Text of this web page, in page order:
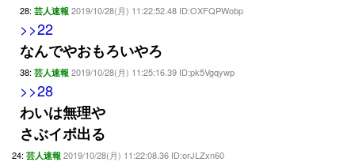
28: 芸人速報 2019/10/28(月) 11:22:52.48 ID:OXFQPWobp
>>22
なんでやおもろいやろ
38: 芸人速報 2019/10/28(月) 11:25:16.39 ID:pk5Vgqywp
>>28
わいは無理や
さぶイボ出る
24: 芸人速報 2019/10/28(月) 11:22:08.36 ID:orJLZxn60